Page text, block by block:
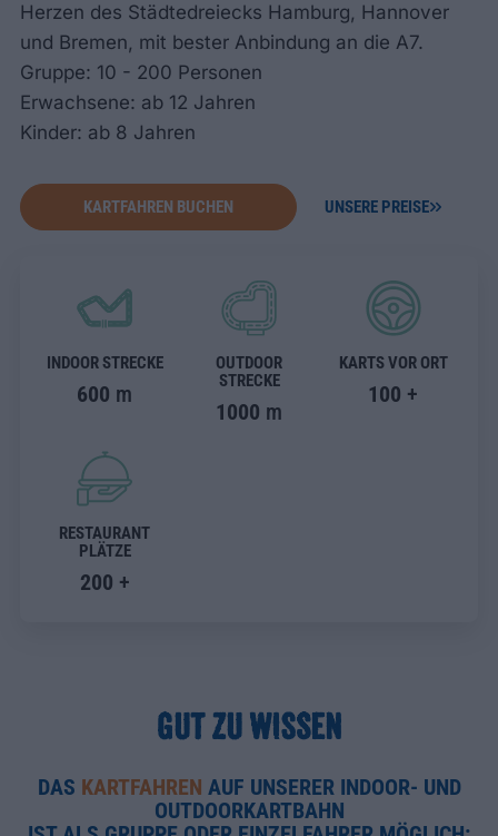
Herzen des Städtedreiecks Hamburg, Hannover
und Bremen, mit bester Anbindung an die A7.
Gruppe: 10 - 200 Personen
Erwachsene: ab 12 Jahren
Kinder: ab 8 Jahren
KARTFAHREN BUCHEN UNSERE PREISE
INDOOR STRECKE
600 m
OUTDOOR
STRECKE
1000 m
KARTS VOR ORT
100 +
RESTAURANT
PLÄTZE
200 +
GUT ZU WISSEN
DAS KARTFAHREN AUF UNSERER INDOOR- UND
OUTDOORKARTBAHN